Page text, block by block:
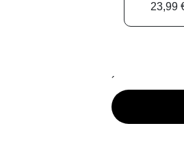
23,99
´